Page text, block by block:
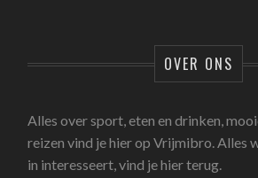
OVER ONS
Alles over sport, eten en drinken,
reizen vind je hier op Vrijmibro. Alles
in interesseert, vind je hier terug.